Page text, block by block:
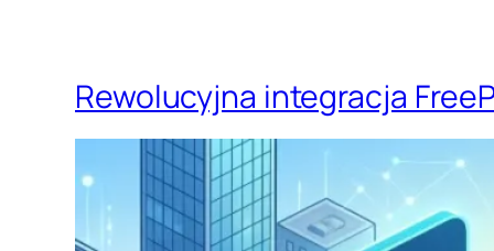
Rewolucyjna integracja